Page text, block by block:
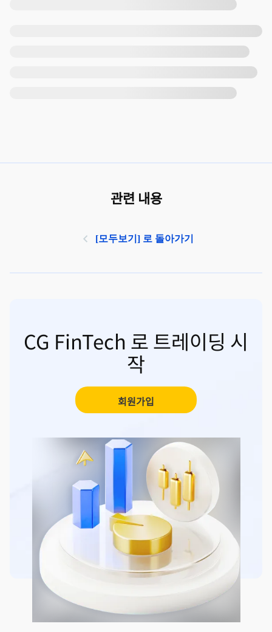
관련 내용
[모두보기] 로 돌아가기
CG FinTech 로 트레이딩 시
작
회원가입